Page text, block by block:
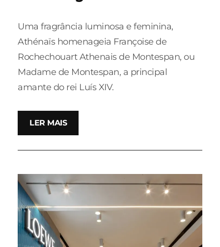
Uma fragrância luminosa e feminina,
Athénaïs homenageia Françoise de
Rochechouart Athenais de Montespan, ou
Madame de Montespan, a principal
amante do rei Luís XIV.
LER MAIS